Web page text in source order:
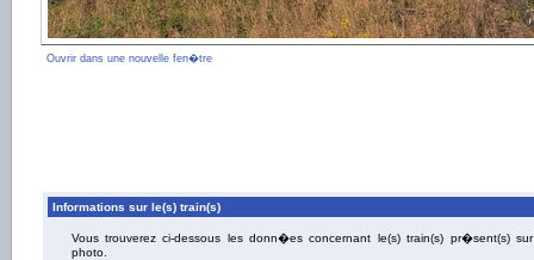
Ouvrir dans une nouvelle fen�tre
Informations sur le(s) train(s)
Vous trouverez ci-dessous les donn�es concernant le(s) train(s) pr�sent(s)
photo.